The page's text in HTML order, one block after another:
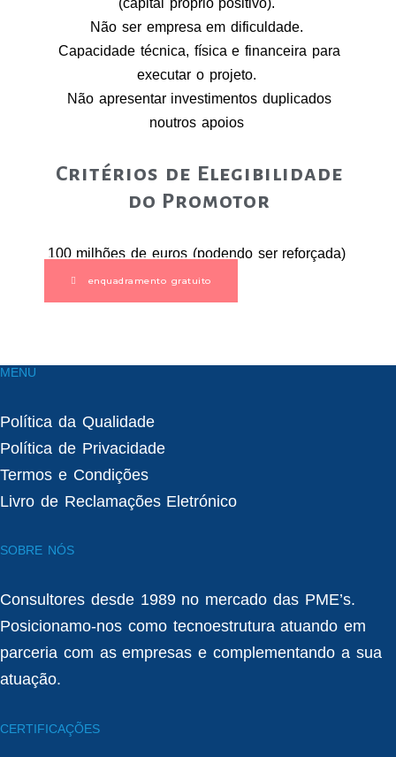
Não ser empresa em dificuldade.
Capacidade técnica, física e financeira para
executar o projeto.
Não apresentar investimentos duplicados
noutros apoios
Critérios de Elegibilidade
do Promotor
100 milhões de euros (podendo ser reforçada)
enquadramento gratuito
MENU
Política da Qualidade
Política de Privacidade
Termos e Condições
Livro de Reclamações Eletrónico
SOBRE NÓS
Consultores desde 1989 no mercado das PME’s.
Posicionamo-nos como tecnoestrutura atuando em
parceria com as empresas e complementando a sua
atuação.
CERTIFICAÇÕES